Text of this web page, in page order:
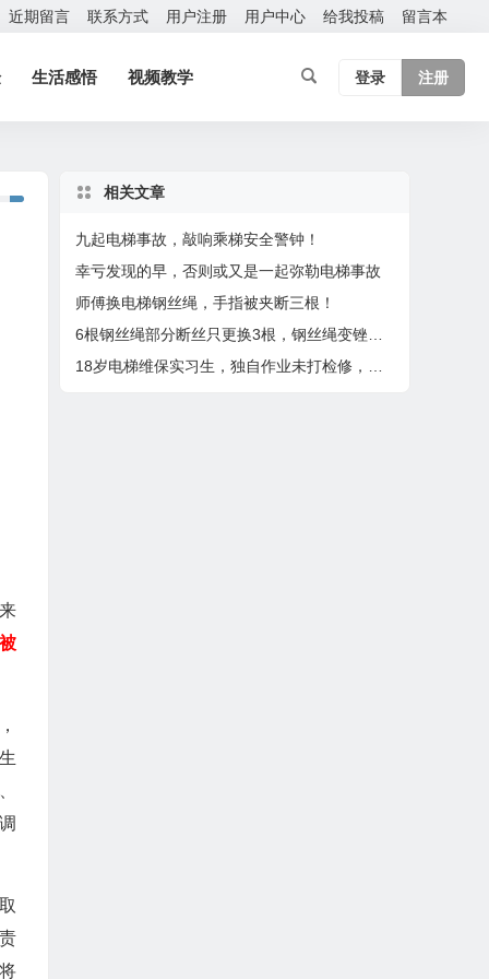
近期留言 联系方式 用户注册 用户中心 给我投稿 留言本
生活感悟 视频教学 登录 注册
相关文章
九起电梯事故，敲响乘梯安全警钟！
幸亏发现的早，否则或又是一起弥勒电梯事故
师傅换电梯钢丝绳，手指被夹断三根！